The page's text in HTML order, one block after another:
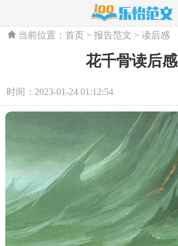
当前位置：首页 >报告范文 >读后感
花千骨读后感
时间：2023-01-24 01:12:54